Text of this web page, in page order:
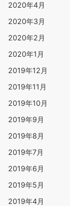
2020年4月
2020年3月
2020年2月
2020年1月
2019年12月
2019年11月
2019年10月
2019年9月
2019年8月
2019年7月
2019年6月
2019年5月
2019年4月